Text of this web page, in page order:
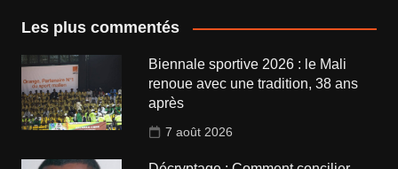
Les plus commentés
Biennale sportive 2026 : le Mali
renoue avec une tradition, 38 ans
après
7 août 2026